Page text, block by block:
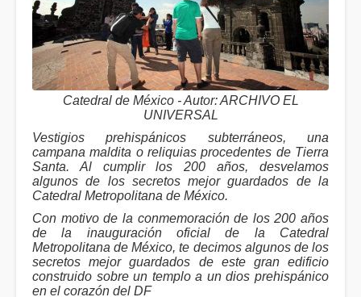
Catedral de México - Autor: ARCHIVO EL
UNIVERSAL
Vestigios prehispánicos subterráneos, una
campana maldita o reliquias procedentes de Tierra
Santa. Al cumplir los 200 años, desvelamos
algunos de los secretos mejor guardados de la
Catedral Metropolitana de México.
Con motivo de la conmemoración de los 200 años
de la inauguración oficial de la Catedral
Metropolitana de México, te decimos algunos de los
secretos mejor guardados de este gran edificio
construido sobre un templo a un dios prehispánico
en el corazón del DF